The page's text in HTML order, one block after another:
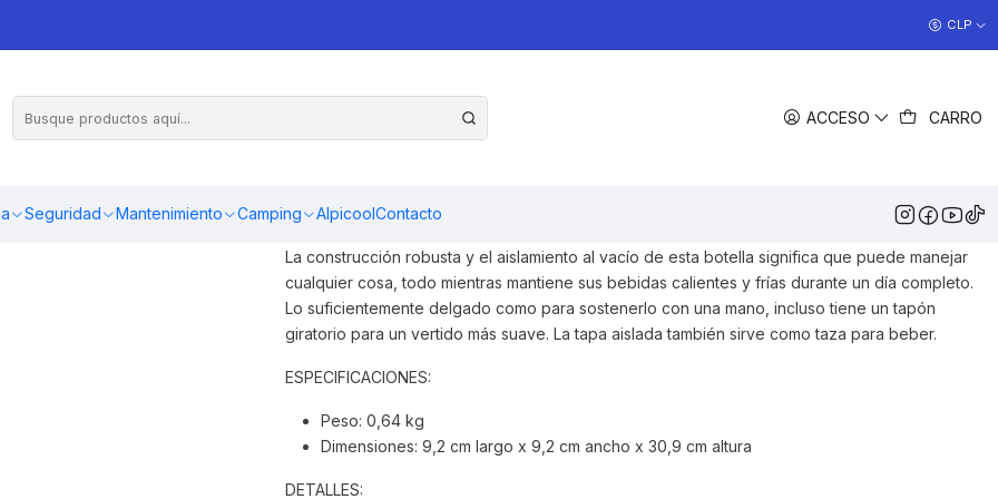
ACCESO CARRO
Seguridad Mantenimiento Camping AlpicoolContacto
CLP
compartidos.Mantiene tus líquidos calientes o fríos durante 24 horas.
La construcción robusta y el aislamiento al vacío de esta botella significa que puede manejar
cualquier cosa, todo mientras mantiene sus bebidas calientes y frías durante un día completo.
Lo suficientemente delgado como para sostenerlo con una mano, incluso tiene un tapón
giratorio para un vertido más suave. La tapa aislada también sirve como taza para beber.
ESPECIFICACIONES:
Peso: 0,64 kg
Dimensiones: 9,2 cm largo x 9,2 cm ancho x 30,9 cm altura
DETALLES: